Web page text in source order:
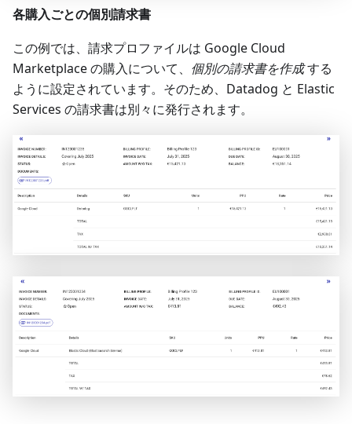
各購入ごとの個別請求書
この例では、請求プロファイルは Google Cloud
Marketplace の購入について、 個別の請求書を作成する
ように設定されています。そのため、Datadog と Elastic
Services の請求書は別々に発行されます。